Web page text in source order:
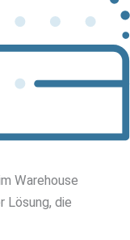
Warehouse
Lösung, die